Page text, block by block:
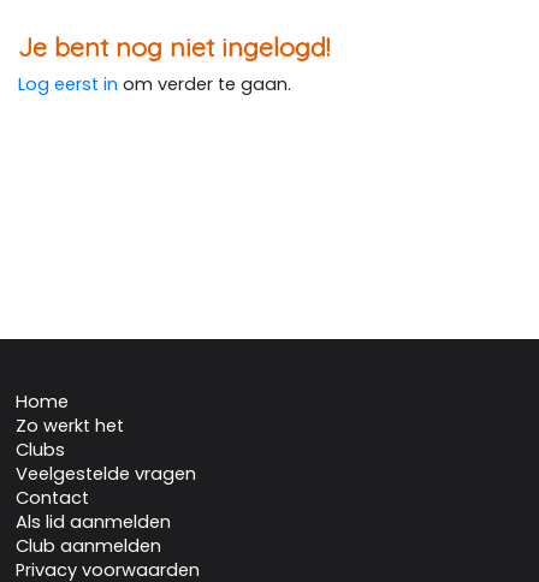
Je bent nog niet ingelogd!
Log eerst in om verder te gaan.
Home
Zo werkt het
Clubs
Veelgestelde vragen
Contact
Als lid aanmelden
Club aanmelden
Privacy voorwaarden